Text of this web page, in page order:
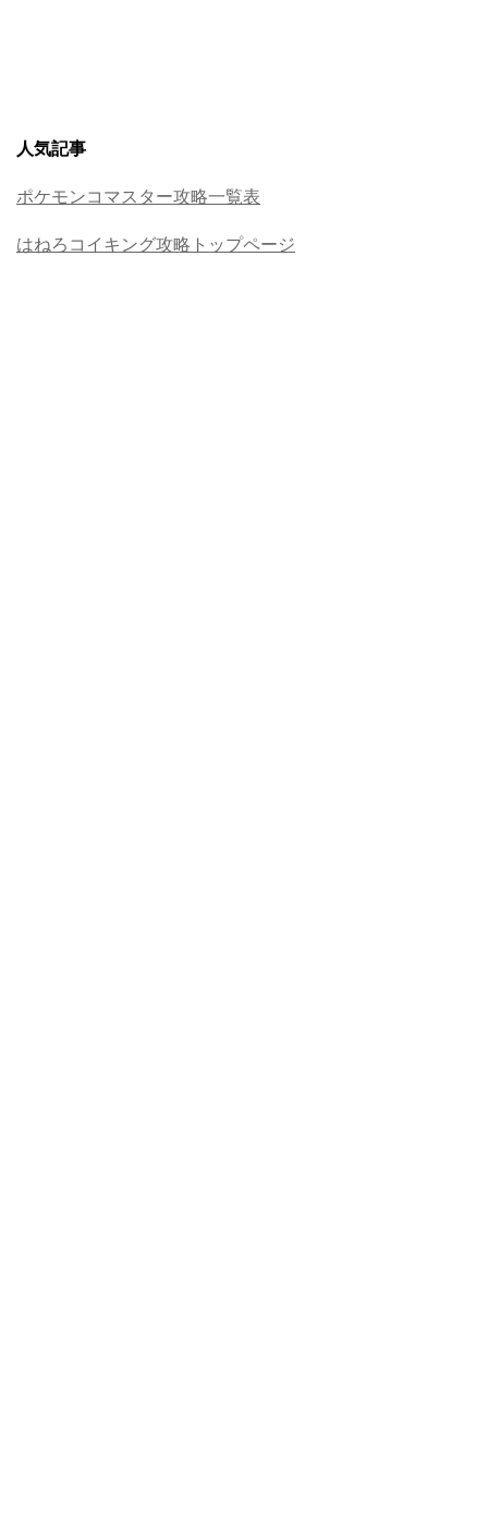
人気記事
ポケモンコマスター攻略一覧表
はねろコイキング攻略トップページ